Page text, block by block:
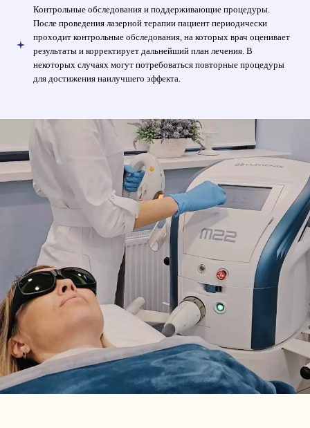
Контрольные обследования и поддерживающие процедуры.
После проведения лазерной терапии пациент периодически
проходит контрольные обследования, на которых врач оценивает
результаты и корректирует дальнейший план лечения. В
некоторых случаях могут потребоваться повторные процедуры
для достижения наилучшего эффекта.